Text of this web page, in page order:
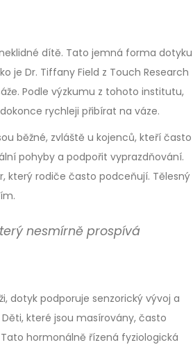
dítě. Tato jemná forma dotyku
je Dr. Tiffany Field z Touch Research
Podle výzkumu z tohoto institutu,
rychleji přibírat na váze.
běžné, zvláště u kojenců, kteří často
pohyby a podpořit vyprazdňování.
který rodiče často podceňují. Tělesný
nesmírně prospívá
dotyk podporuje senzorický vývoj a
které jsou masírovány, často
hormonálně řízená fyziologická